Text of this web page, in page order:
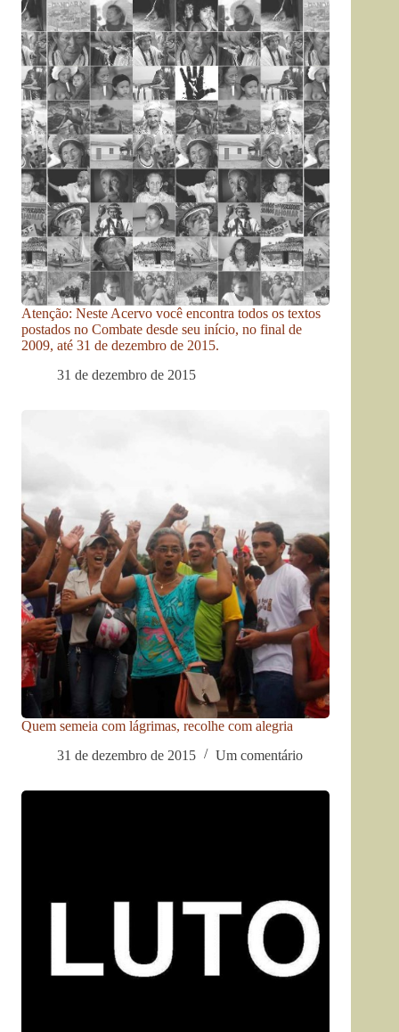
Atenção: Neste Acervo você encontra todos os textos
postados no Combate desde seu início, no final de
2009, até 31 de dezembro de 2015.
31 de dezembro de 2015
Quem semeia com lágrimas, recolhe com alegria
31 de dezembro de 2015
Um comentário